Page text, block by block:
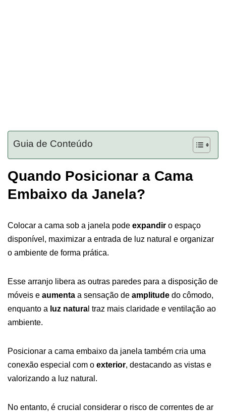
Guia de Conteúdo
Quando Posicionar a Cama
Embaixo da Janela?
Colocar a cama sob a janela pode expandir o espaço
disponível, maximizar a entrada de luz natural e organizar
o ambiente de forma prática.
Esse arranjo libera as outras paredes para a disposição de
móveis e aumenta a sensação de amplitude do cômodo,
enquanto a luz natura l traz mais claridade e ventilação ao
ambiente.
Posicionar a cama embaixo da janela também cria uma
conexão especial com o exterior, destacando as vistas e
valorizando a luz natural.
No entanto, é crucial considerar o risco de correntes de ar